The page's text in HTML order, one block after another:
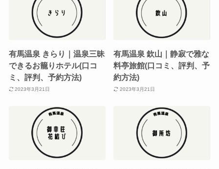
有馬温泉 きらり｜温泉三昧
できるお籠りホテル(口コ
ミ、評判、予約方法)
2023年3月21日
有馬温泉 欽山｜静寂で雅な
料亭旅館(口コミ、評判、予
約方法)
2023年3月21日